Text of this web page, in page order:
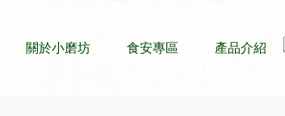
關於小磨坊 食安專區 產品介紹